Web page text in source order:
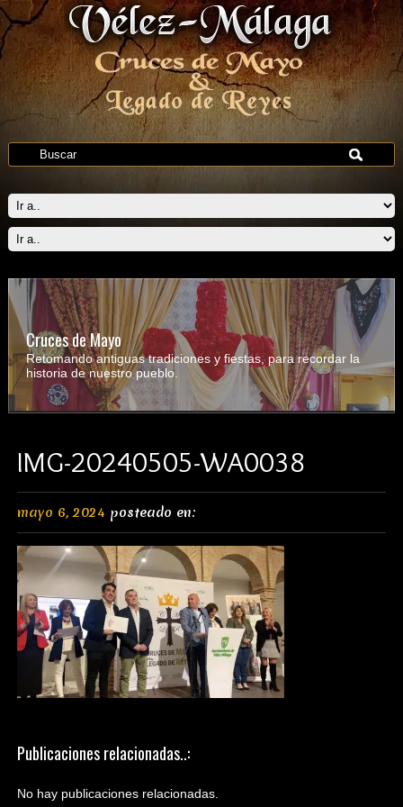
Cruces de Mayo
Retomando antiguas tradiciones y fiestas, para recordar la
historia de nuestro pueblo.
IMG-20240505-WA0038
mayo 6, 2024 posteado en:
Publicaciones relacionadas..:
No hay publicaciones relacionadas.